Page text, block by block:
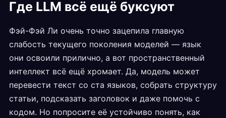
Где LLM всё ещё буксуют
Фэй-Фэй Ли очень точно зацепила главную
слабость текущего поколения моделей — язык
они освоили прилично, а вот пространственный
интеллект всё ещё хромает. Да, модель может
перевести текст со ста языков, собрать структуру
статьи, подсказать заголовок и даже помочь с
кодом. Но попросите её устойчиво понять, как